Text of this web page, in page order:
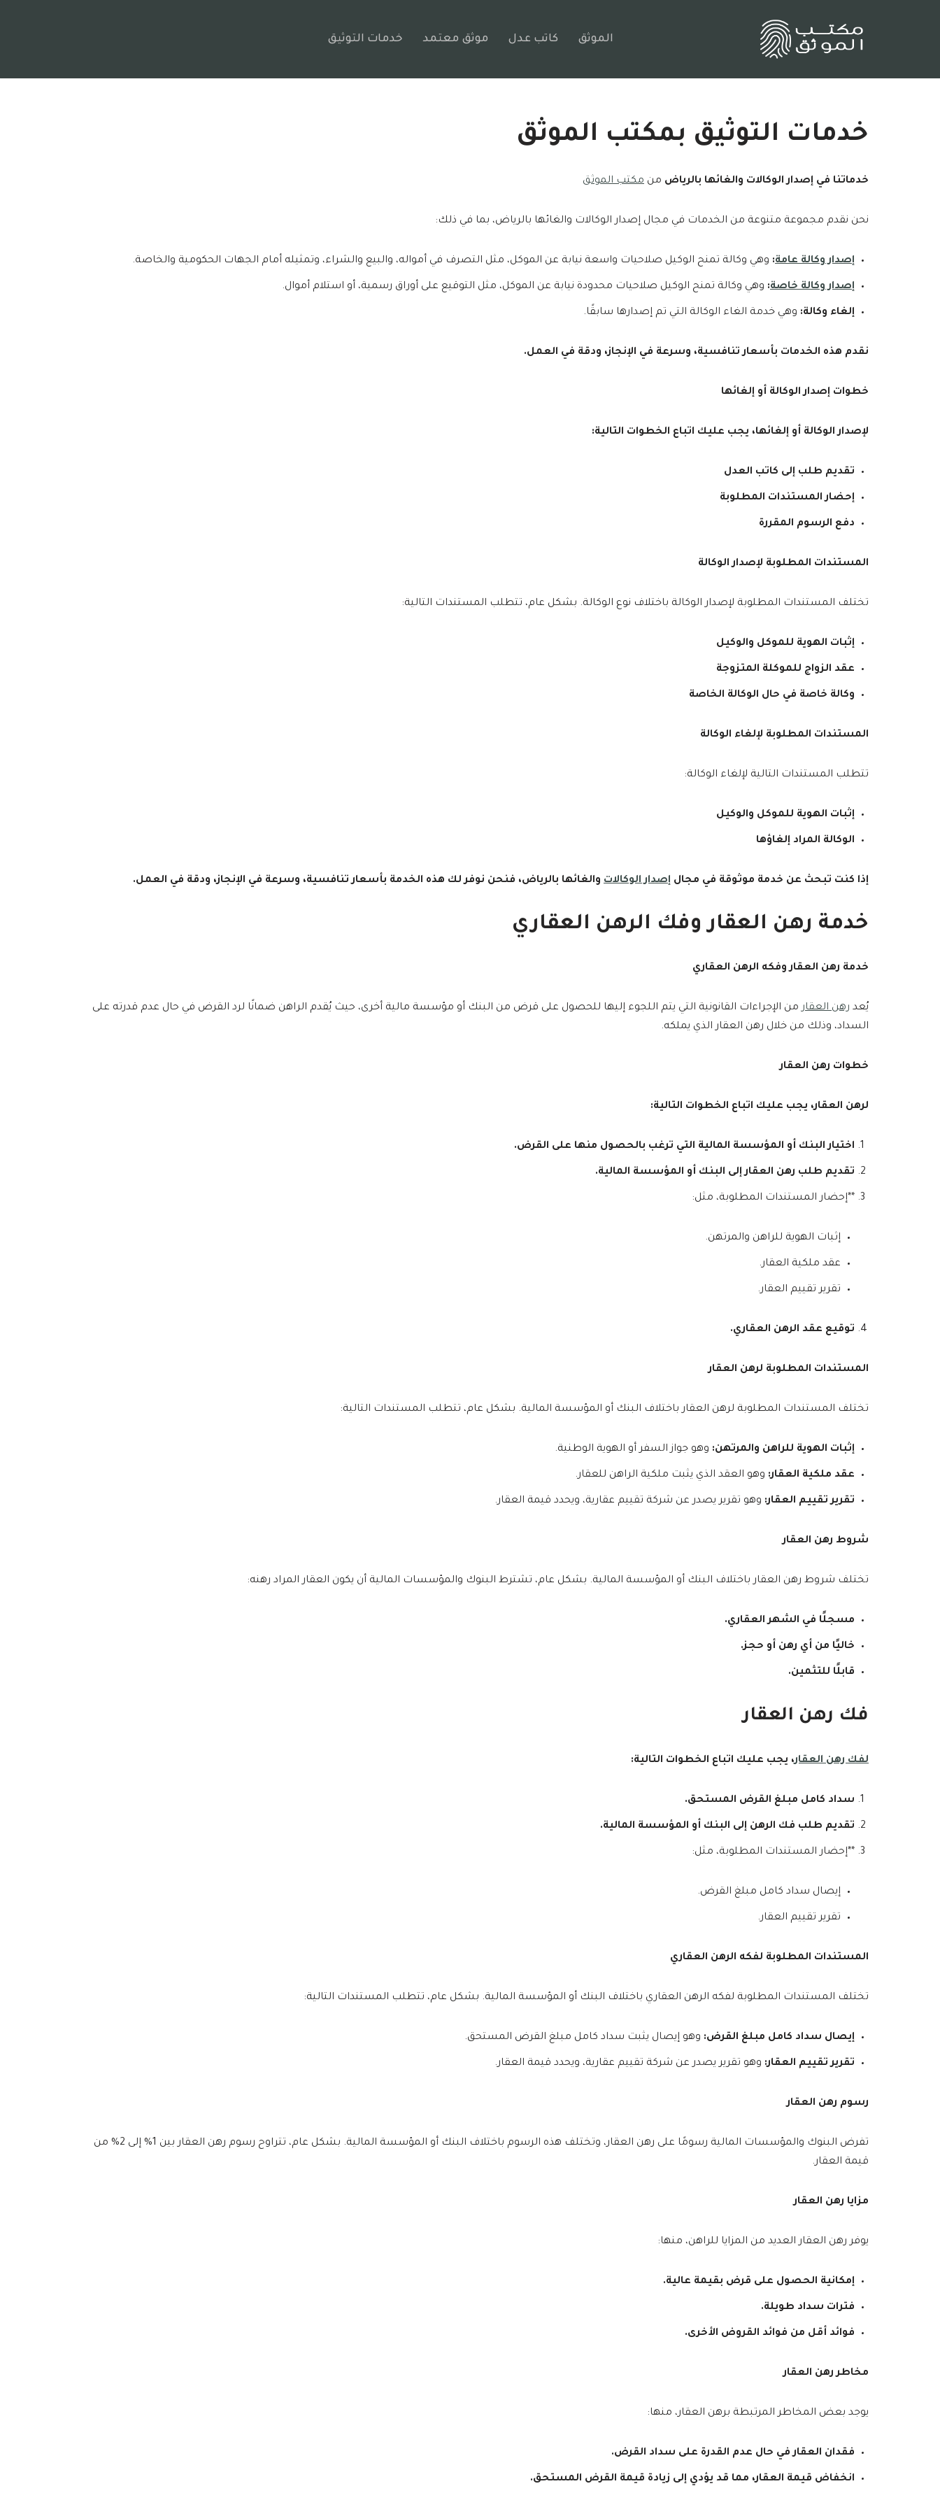
المحتوى
الموثق كاتب عدل موثق معتمد خدمات التوثيق
خدمات التوثيق بمكتب الموثق
خدماتنا في إصدار الوكالات والغائها بالرياض من مكتب الموثق
نحن نقدم مجموعة متنوعة من الخدمات في مجال إصدار الوكالات والغائها بالرياض، بما في ذلك:
إصدار وكالة عامة: وهي وكالة تمنح الوكيل صلاحيات واسعة نيابة عن الموكل، مثل التصرف في أمواله، والبيع والشراء، وتمثيله أمام الجهات الحكومية والخاصة.
إصدار وكالة خاصة: وهي وكالة تمنح الوكيل صلاحيات محدودة نيابة عن الموكل، مثل التوقيع على أوراق رسمية، أو استلام أموال.
إلغاء وكالة: وهي خدمة الغاء الوكالة التي تم إصدارها سابقًا.
نقدم هذه الخدمات بأسعار تنافسية، وسرعة في الإنجاز، ودقة في العمل.
خطوات إصدار الوكالة أو إلغائها
لإصدار الوكالة أو إلغائها، يجب عليك اتباع الخطوات التالية:
تقديم طلب إلى كاتب العدل
إحضار المستندات المطلوبة
دفع الرسوم المقررة
المستندات المطلوبة لإصدار الوكالة
تختلف المستندات المطلوبة لإصدار الوكالة باختلاف نوع الوكالة. بشكل عام، تتطلب المستندات التالية:
إثبات الهوية للموكل والوكيل
عقد الزواج للموكلة المتزوجة
وكالة خاصة في حال الوكالة الخاصة
المستندات المطلوبة لإلغاء الوكالة
تتطلب المستندات التالية لإلغاء الوكالة:
إثبات الهوية للموكل والوكيل
الوكالة المراد إلغاؤها
إذا كنت تبحث عن خدمة موثوقة في مجال إصدار الوكالات والغائها بالرياض، فنحن نوفر لك هذه الخدمة بأسعار تنافسية، وسرعة في الإنجاز، ودقة في العمل.
خدمة رهن العقار وفك الرهن العقاري
خدمة رهن العقار وفكه الرهن العقاري
يُعد رهن العقارمن الإجراءات القانونية التي يتم اللجوء إليها للحصول على قرض من البنك أو مؤسسة مالية أخرى، حيث يُقدم الراهن ضمانًا لرد القرض في حال عدم قدرته على
السداد، وذلك من خلال رهن العقار الذي يملكه.
خطوات رهن العقار
لرهن العقار، يجب عليك اتباع الخطوات التالية:
اختيار البنك أو المؤسسة المالية التي ترغب بالحصول منها على القرض.
تقديم طلب رهن العقار إلى البنك أو المؤسسة المالية.
**إحضار المستندات المطلوبة، مثل:
إثبات الهوية للراهن والمرتهن.
عقد ملكية العقار.
تقرير تقييم العقار.
توقيع عقد الرهن العقاري.
المستندات المطلوبة لرهن العقار
تختلف المستندات المطلوبة لرهن العقار باختلاف البنك أو المؤسسة المالية. بشكل عام، تتطلب المستندات التالية:
إثبات الهوية للراهن والمرتهن: وهو جواز السفر أو الهوية الوطنية.
عقد ملكية العقار: وهو العقد الذي يثبت ملكية الراهن للعقار.
تقرير تقييم العقار: وهو تقرير يصدر عن شركة تقييم عقارية، ويحدد قيمة العقار.
شروط رهن العقار
تختلف شروط رهن العقار باختلاف البنك أو المؤسسة المالية. بشكل عام، تشترط البنوك والمؤسسات المالية أن يكون العقار المراد رهنه:
مسجلًا في الشهر العقاري.
خاليًا من أي رهن أو حجز.
قابلًا للتثمين.
فك رهن العقار
لفك رهن العقار، يجب عليك اتباع الخطوات التالية:
سداد كامل مبلغ القرض المستحق.
تقديم طلب فك الرهن إلى البنك أو المؤسسة المالية.
**إحضار المستندات المطلوبة، مثل:
إيصال سداد كامل مبلغ القرض.
تقرير تقييم العقار.
المستندات المطلوبة لفكه الرهن العقاري
تختلف المستندات المطلوبة لفكه الرهن العقاري باختلاف البنك أو المؤسسة المالية. بشكل عام، تتطلب المستندات التالية:
إيصال سداد كامل مبلغ القرض: وهو إيصال يثبت سداد كامل مبلغ القرض المستحق.
تقرير تقييم العقار: وهو تقرير يصدر عن شركة تقييم عقارية، ويحدد قيمة العقار.
رسوم رهن العقار
تفرض البنوك والمؤسسات المالية رسومًا على رهن العقار، وتختلف هذه الرسوم باختلاف البنك أو المؤسسة المالية. بشكل عام، تتراوح رسوم رهن العقار بين 1% إلى 2% من
قيمة العقار.
مزايا رهن العقار
يوفر رهن العقار العديد من المزايا للراهن، منها:
إمكانية الحصول على قرض بقيمة عالية.
فترات سداد طويلة.
فوائد أقل من فوائد القروض الأخرى.
مخاطر رهن العقار
يوجد بعض المخاطر المرتبطة برهن العقار، منها:
فقدان العقار في حال عدم القدرة على سداد القرض.
انخفاض قيمة العقار، مما قد يؤدي إلى زيادة قيمة القرض المستحق.